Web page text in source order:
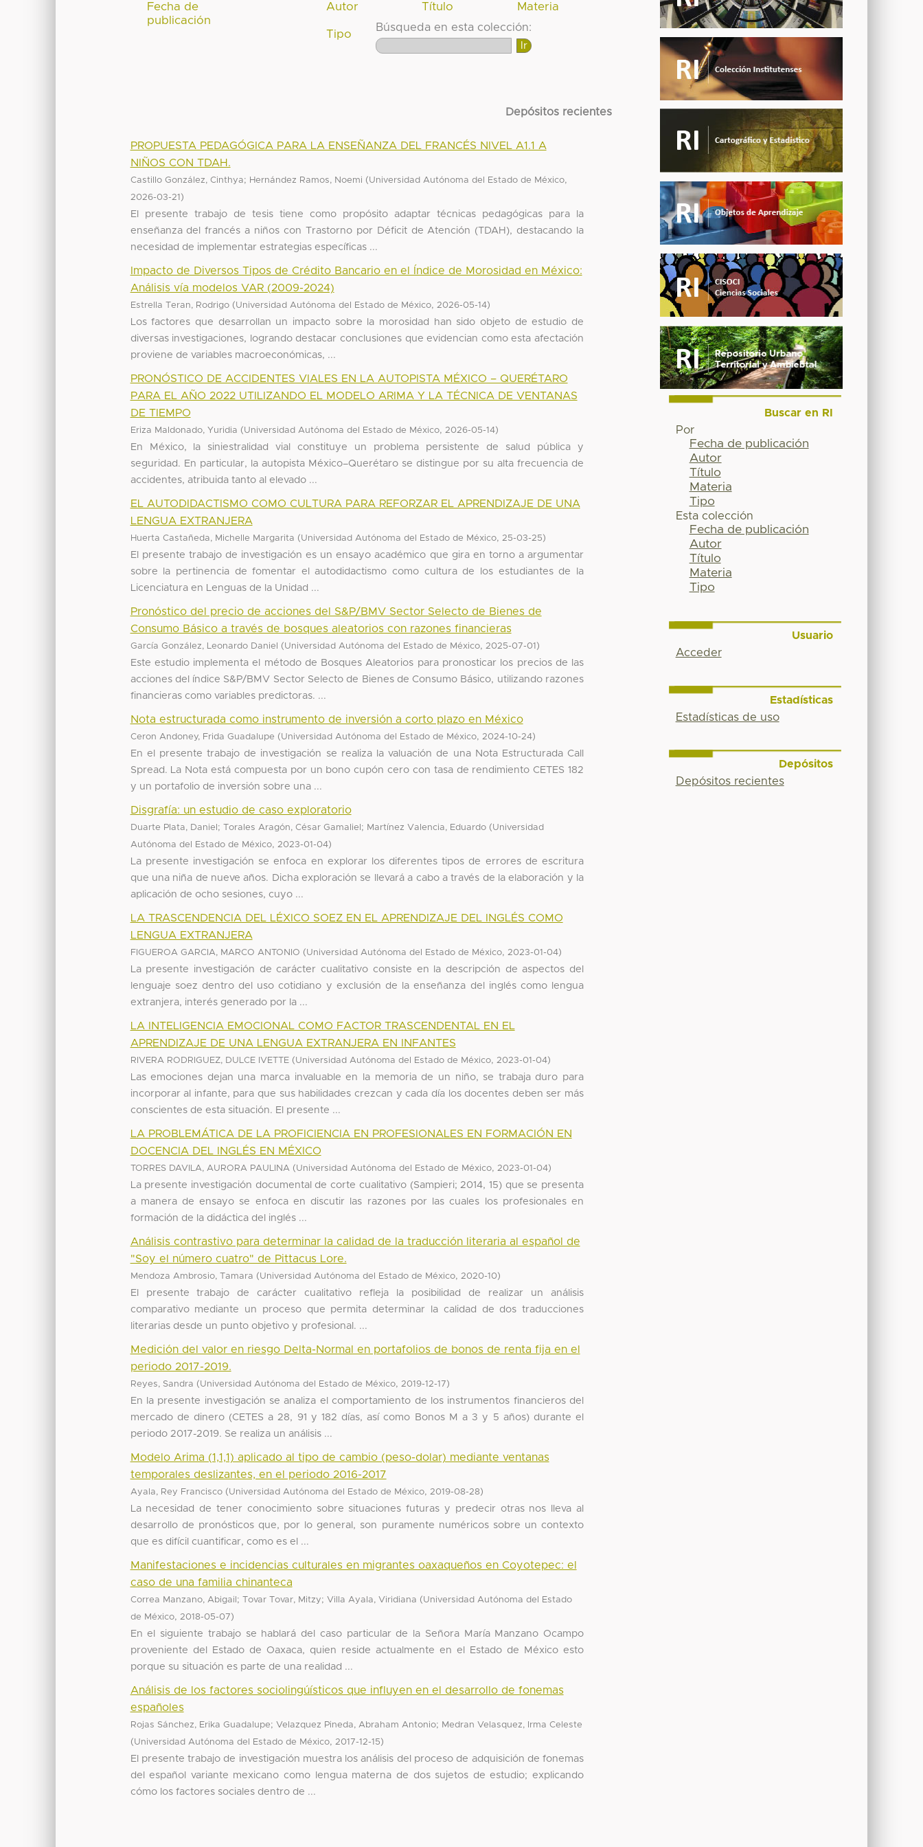
Fecha de
publicación
Autor Título Materia
Tipo
Búsqueda en esta colección:
Depósitos recientes
PROPUESTA PEDAGÓGICA PARA LA ENSEÑANZA DEL FRANCÉS NIVEL A1.1 A
NIÑOS CON TDAH.
Castillo González, Cinthya; Hernández Ramos, Noemi (Universidad Autónoma del Estado de México,
2026-03-21 )
El presente trabajo de tesis tiene como propósito adaptar técnicas pedagógicas para la
enseñanza del francés a niños con Trastorno por Déficit de Atención (TDAH), destacando la
necesidad de implementar estrategias específicas ...
Impacto de Diversos Tipos de Crédito Bancario en el Índice de Morosidad en México:
Análisis vía modelos VAR (2009-2024)
Estrella Teran, Rodrigo (Universidad Autónoma del Estado de México, 2026-05-14)
Los factores que desarrollan un impacto sobre la morosidad han sido objeto de estudio de
diversas investigaciones, logrando destacar conclusiones que evidencian como esta afectación
proviene de variables macroeconómicas, ...
PRONÓSTICO DE ACCIDENTES VIALES EN LA AUTOPISTA MÉXICO – QUERÉTARO
PARA EL AÑO 2022 UTILIZANDO EL MODELO ARIMA Y LA TÉCNICA DE VENTANAS
DE TIEMPO
Eriza Maldonado, Yuridia (Universidad Autónoma del Estado de México, 2026-05-14)
En México, la siniestralidad vial constituye un problema persistente de salud pública y
seguridad. En particular, la autopista México–Querétaro se distingue por su alta frecuencia de
accidentes, atribuida tanto al elevado ...
EL AUTODIDACTISMO COMO CULTURA PARA REFORZAR EL APRENDIZAJE DE UNA
LENGUA EXTRANJERA
Huerta Castañeda, Michelle Margarita (Universidad Autónoma del Estado de México, 25-03-25)
El presente trabajo de investigación es un ensayo académico que gira en torno a argumentar
sobre la pertinencia de fomentar el autodidactismo como cultura de los estudiantes de la
Licenciatura en Lenguas de la Unidad ...
Pronóstico del precio de acciones del S&P/BMV Sector Selecto de Bienes de
Consumo Básico a través de bosques aleatorios con razones financieras
García González, Leonardo Daniel (Universidad Autónoma del Estado de México, 2025-07-01 )
Este estudio implementa el método de Bosques Aleatorios para pronosticar los precios de las
acciones del índice S&P/BMV Sector Selecto de Bienes de Consumo Básico, utilizando razones
financieras como variables predictoras. ...
Nota estructurada como instrumento de inversión a corto plazo en México
Ceron Andoney, Frida Guadalupe (Universidad Autónoma del Estado de México, 2024-10-24)
En el presente trabajo de investigación se realiza la valuación de una Nota Estructurada Call
Spread. La Nota está compuesta por un bono cupón cero con tasa de rendimiento CETES 182
y un portafolio de inversión sobre una ...
Disgrafía: un estudio de caso exploratorio
Duarte Plata, Daniel ; Torales Aragón, César Gamaliel ; Martínez Valencia, Eduardo (Universidad
Autónoma del Estado de México, 2023-01-04)
La presente investigación se enfoca en explorar los diferentes tipos de errores de escritura
que una niña de nueve años. Dicha exploración se llevará a cabo a través de la elaboración y la
aplicación de ocho sesiones, cuyo ...
LA TRASCENDENCIA DEL LÉXICO SOEZ EN EL APRENDIZAJE DEL INGLÉS COMO
LENGUA EXTRANJERA
FIGUEROA GARCIA, MARCO ANTONIO (Universidad Autónoma del Estado de México, 2023-01-04)
La presente investigación de carácter cualitativo consiste en la descripción de aspectos del
lenguaje soez dentro del uso cotidiano y exclusión de la enseñanza del inglés como lengua
extranjera, interés generado por la ...
LA INTELIGENCIA EMOCIONAL COMO FACTOR TRASCENDENTAL EN EL
APRENDIZAJE DE UNA LENGUA EXTRANJERA EN INFANTES
RIVERA RODRIGUEZ, DULCE IVETTE (Universidad Autónoma del Estado de México, 2023-01-04)
Las emociones dejan una marca invaluable en la memoria de un niño, se trabaja duro para
incorporar al infante, para que sus habilidades crezcan y cada día los docentes deben ser más
conscientes de esta situación. El presente ...
LA PROBLEMÁTICA DE LA PROFICIENCIA EN PROFESIONALES EN FORMACIÓN EN
DOCENCIA DEL INGLÉS EN MÉXICO
TORRES DAVILA, AURORA PAULINA (Universidad Autónoma del Estado de México, 2023-01-04)
La presente investigación documental de corte cualitativo (Sampieri; 2014, 15) que se presenta
a manera de ensayo se enfoca en discutir las razones por las cuales los profesionales en
formación de la didáctica del inglés ...
Análisis contrastivo para determinar la calidad de la traducción literaria al español de
"Soy el número cuatro" de Pittacus Lore.
Mendoza Ambrosio, Tamara (Universidad Autónoma del Estado de México, 2020-10)
El presente trabajo de carácter cualitativo refleja la posibilidad de realizar un análisis
comparativo mediante un proceso que permita determinar la calidad de dos traducciones
literarias desde un punto objetivo y profesional. ...
Medición del valor en riesgo Delta-Normal en portafolios de bonos de renta fija en el
periodo 2017-2019.
Reyes, Sandra (Universidad Autónoma del Estado de México, 2019-12-17)
En la presente investigación se analiza el comportamiento de los instrumentos financieros del
mercado de dinero (CETES a 28, 91 y 182 días, así como Bonos M a 3 y 5 años) durante el
periodo 2017-2019. Se realiza un análisis ...
Modelo Arima (1,1,1) aplicado al tipo de cambio (peso-dolar) mediante ventanas
temporales deslizantes, en el periodo 2016-2017
Ayala, Rey Francisco (Universidad Autónoma del Estado de México, 2019-08-28)
La necesidad de tener conocimiento sobre situaciones futuras y predecir otras nos lleva al
desarrollo de pronósticos que, por lo general, son puramente numéricos sobre un contexto
que es difícil cuantificar, como es el ...
Manifestaciones e incidencias culturales en migrantes oaxaqueños en Coyotepec: el
caso de una familia chinanteca
Correa Manzano, Abigail ; Tovar Tovar, Mitzy; Villa Ayala, Viridiana (Universidad Autónoma del Estado
de México, 2018-05-07)
En el siguiente trabajo se hablará del caso particular de la Señora María Manzano Ocampo
proveniente del Estado de Oaxaca, quien reside actualmente en el Estado de México esto
porque su situación es parte de una realidad ...
Análisis de los factores sociolingúísticos que influyen en el desarrollo de fonemas
españoles
Rojas Sánchez, Erika Guadalupe; Velazquez Pineda, Abraham Antonio; Medran Velasquez, Irma Celeste
(Universidad Autónoma del Estado de México, 2017-12-15)
El presente trabajo de investigación muestra los análisis del proceso de adquisición de fonemas
del español variante mexicano como lengua materna de dos sujetos de estudio; explicando
cómo los factores sociales dentro de ...
Buscar en RI
Por
Fecha de publicación
Autor
Título
Materia
Tipo
Esta colección
Fecha de publicación
Autor
Título
Materia
Tipo
Usuario
Acceder
Estadísticas
Estadísticas de uso
Depósitos
Depósitos recientes